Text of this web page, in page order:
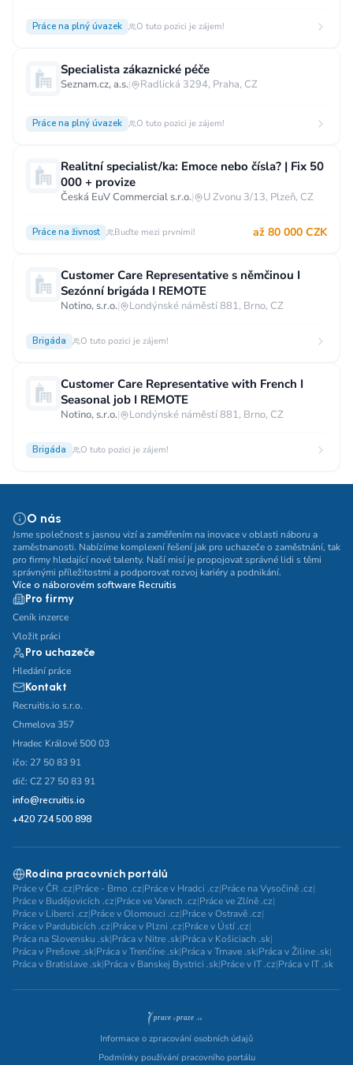
Práce na plný úvazek O tuto pozici je zájem!
Specialista zákaznické péče
Seznam.cz, a.s.| Radlická 3294, Praha, CZ
Práce na plný úvazek O tuto pozici je zájem!
Realitní specialist/ka: Emoce nebo čísla? | Fix 50
000 + provize
Česká EuV Commercial s.r.o.| U Zvonu 3/13, Plzeň, CZ
Práce na živnost Buďte mezi prvními! až 80 000 CZK
Customer Care Representative s němčinou I
Sezónní brigáda I REMOTE
Notino, s.r.o.| Londýnské náměstí 881, Brno, CZ
Brigáda O tuto pozici je zájem!
Customer Care Representative with French I
Seasonal job I REMOTE
Notino, s.r.o.| Londýnské náměstí 881, Brno, CZ
Brigáda O tuto pozici je zájem!
O nás
Jsme společnost s jasnou vizí a zaměřením na inovace v oblasti náboru a
zaměstnanosti. Nabízíme komplexní řešení jak pro uchazeče o zaměstnání, tak
pro firmy hledající nové talenty. Naší misí je propojovat správné lidi s těmi
správnými příležitostmi a podporovat rozvoj kariéry a podnikání.
Více o náborovém software Recruitis
Pro firmy
Ceník inzerce
Vložit práci
Pro uchazeče
Hledání práce
Kontakt
Recruitis.io s.r.o.
Chmelova 357
Hradec Králové 500 03
ičo: 27 50 83 91
dič: CZ 27 50 83 91
info@recruitis.io
+420 724 500 898
Rodina pracovních portálů
Práce v ČR .cz|Práce - Brno .cz|Práce v Hradci .cz|Práce na Vysočině .cz|
Práce v Budějovicích .cz|Práce ve Varech .cz|Práce ve Zlíně .cz|
Práce v Liberci .cz|Práce v Olomouci .cz|Práce v Ostravě .cz|
Práce v Pardubicích .cz|Práce v Plzni .cz|Práce v Ústí .cz|
Práca na Slovensku .sk|Práca v Nitre .sk|Práca v Košiciach .sk|
Práca v Prešove .sk|Práca v Trenčíne .sk|Práca v Trnave .sk|Práca v Žiline .sk|
Práca v Bratislave .sk|Práca v Banskej Bystrici .sk|Práce v IT .cz|Práca v IT .sk
Informace o zpracování osobních údajů
Podmínky používání pracovního portálu